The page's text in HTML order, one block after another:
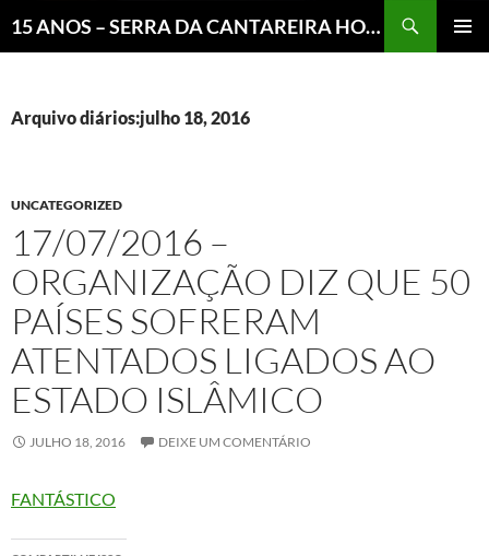
15 ANOS – SERRA DA CANTAREIRA HOJE E COTIDIANO DO BRASIL E DO MUNDO
Arquivo diários:julho 18, 2016
UNCATEGORIZED
17/07/2016 –
ORGANIZAÇÃO DIZ QUE 50
PAÍSES SOFRERAM
ATENTADOS LIGADOS AO
ESTADO ISLÂMICO
JULHO 18, 2016 DEIXE UM COMENTÁRIO
FANTÁSTICO